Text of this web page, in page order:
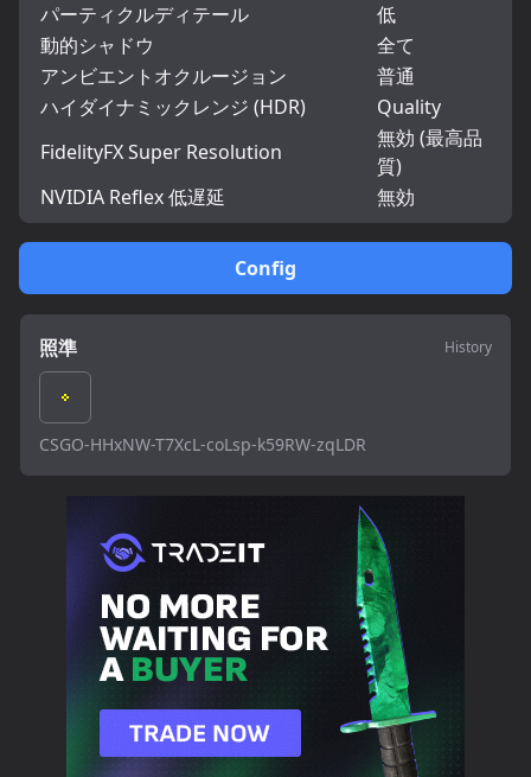
Config
照準 History
CSGO-HHxNW-T7XcL-coLsp-k59RW-zqLDR
パーティクルディテール
低
動的シャドウ
全て
アンビエントオクルージョン
普通
ハイダイナミックレンジ (HDR)
Quality
FidelityFX Super Resolution
無効 (最高品
質)
NVIDIA Reflex 低遅延
無効